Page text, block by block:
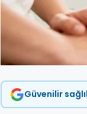
Güvenilir